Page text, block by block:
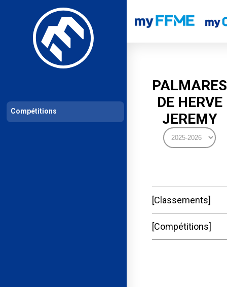
Les compétitions Calendrier de compétitions Classements
PALMARES
DE HERVE
JEREMY
Classements
Compétitions
Compétitions